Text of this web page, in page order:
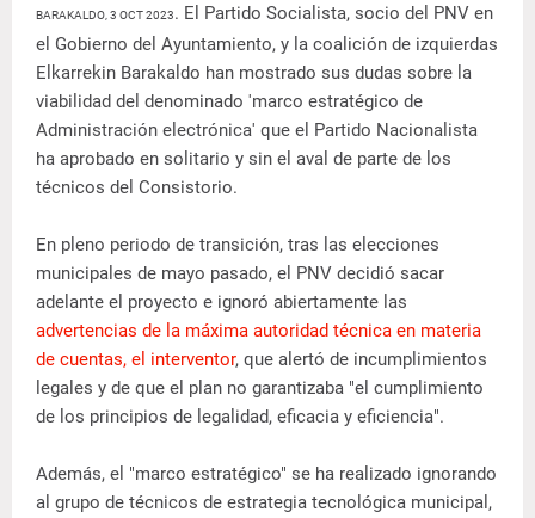
BARAKALDO, 3 OCT 2023. El Partido Socialista, socio del PNV en
el Gobierno del Ayuntamiento, y la coalición de izquierdas
Elkarrekin Barakaldo han mostrado sus dudas sobre la
viabilidad del denominado 'marco estratégico de
Administración electrónica' que el Partido Nacionalista
ha aprobado en solitario y sin el aval de parte de los
técnicos del Consistorio.
En pleno periodo de transición, tras las elecciones
municipales de mayo pasado, el PNV decidió sacar
adelante el proyecto e ignoró abiertamente las
advertencias de la máxima autoridad técnica en materia
de cuentas, el interventor, que alertó de incumplimientos
legales y de que el plan no garantizaba "el cumplimiento
de los principios de legalidad, eficacia y eficiencia".
Además, el "marco estratégico" se ha realizado ignorando
al grupo de técnicos de estrategia tecnológica municipal,